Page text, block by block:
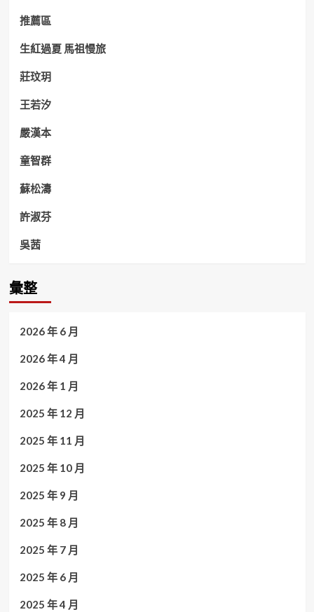
推薦區
生紅過夏 馬祖慢旅
莊玟玥
王若汐
嚴漢本
童智群
蘇松濤
許淑芬
吳茜
彙整
2026 年 6 月
2026 年 4 月
2026 年 1 月
2025 年 12 月
2025 年 11 月
2025 年 10 月
2025 年 9 月
2025 年 8 月
2025 年 7 月
2025 年 6 月
2025 年 4 月